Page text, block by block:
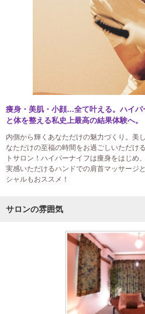
痩身・美肌・小顔…全て叶える。ハイ
と体を整える私史上最高の結果体験へ。
内側から輝くあなただけの魅力づくり。美
なただけの至福の時間をお過ごしいただけ
トサロン！ハイパーナイフは痩身をはじ
実感いただけるハンドでの肩首マッサージ
シャルもおススメ！
サロンの雰囲気